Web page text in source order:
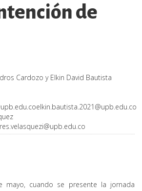
de
Cardozo y Elkin David Bautista
@upb.edu.co
mayo, cuando se presente la jornada